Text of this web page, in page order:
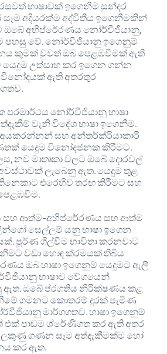
භාෂාවක් ඉගෙනීම සුන්දර
සෑම අදියරක්ම අද්විතීය ඉගෙනීමකින්
ඔබේ අභිප්රේරණය නෝර්වීජියානු,
පහසු වේ. නෝර්වීජියානු ඉගෙනුම්
කුමක් වුවත් ඔබ පෙළඹවීමක් ඇති
යෙදුම උත්සාහ කර ඉගෙන ගන්න
ඇති අතරතුර
පරමාර්ථය නෝර්වීජියානු භාෂා
වැනි විදේශ භාෂා ඉගෙනීම.
සහ අන්තර්ක්රියාකාරී
යෙදුම විනෝදජනක කිරීමට.
නව මාතෘකා වලට ඔබේ දොරවල්
ලැබෙනු ඇත. යෙදුම තුළ
එරෙහිව තරඟ කිරීමට සහ
සහ ආත්ම-අභිප්රේරණය සහ ආත්ම
ලින්ගෝ සෙල්ලම් යනු භාෂා ඉගෙන
පූර්ණ ගිල්වීම භාවිතා කරනවාට
වඩා හොඳ ක්රමයක් තිබිය
ඔබ භාෂා ඉගෙනුම් යෙදුමට ඇලී
භාෂාව වේගයෙන්
ඇත. ඔබේ ප්රගතිය නිරීක්ෂණය කළ
ගමනට කොතරම් දුරක් පැමිණ
මාර්ගගතව. භාෂා ඉගෙනුම්
එක් පාඩම ශ්රේණිගත කර ඇති අතර
ලකුණු ගණන සෑම අත්දැකීමක්ම හෝ
කර ඇත.